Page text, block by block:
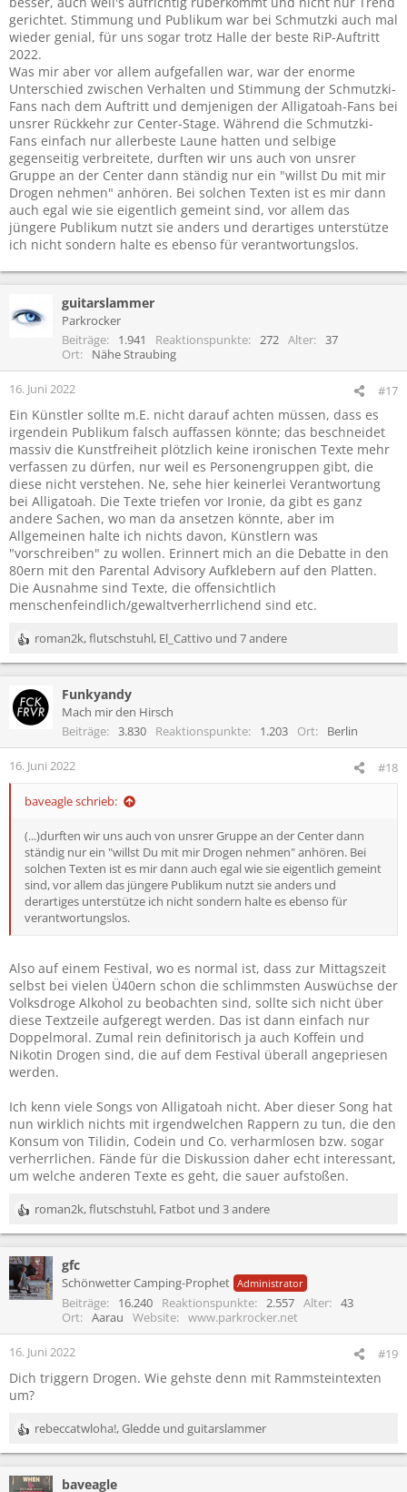
gerichtet. Stimmung und Publikum war bei Schmutzki auch mal
wieder genial, für uns sogar trotz Halle der beste RiP-Auftritt
2022.
Was mir aber vor allem aufgefallen war, war der enorme
Unterschied zwischen Verhalten und Stimmung der Schmutzki-
Fans nach dem Auftritt und demjenigen der Alligatoah-Fans bei
unsrer Rückkehr zur Center-Stage. Während die Schmutzki-
Fans einfach nur allerbeste Laune hatten und selbige
gegenseitig verbreitete, durften wir uns auch von unsrer
Gruppe an der Center dann ständig nur ein "willst Du mit mir
Drogen nehmen" anhören. Bei solchen Texten ist es mir dann
auch egal wie sie eigentlich gemeint sind, vor allem das
jüngere Publikum nutzt sie anders und derartiges unterstütze
ich nicht sondern halte es ebenso für verantwortungslos.
guitarslammer
Parkrocker
Beiträge
1.941 Reaktionspunkte 272 Alter
37
Ort
Nähe Straubing
16. Juni 2022 #17
Ein Künstler sollte m.E. nicht darauf achten müssen, dass es
irgendein Publikum falsch auffassen könnte; das beschneidet
massiv die Kunstfreiheit plötzlich keine ironischen Texte mehr
verfassen zu dürfen, nur weil es Personengruppen gibt, die
diese nicht verstehen. Ne, sehe hier keinerlei Verantwortung
bei Alligatoah. Die Texte triefen vor Ironie, da gibt es ganz
andere Sachen, wo man da ansetzen könnte, aber im
Allgemeinen halte ich nichts davon, Künstlern was
"vorschreiben" zu wollen. Erinnert mich an die Debatte in den
80ern mit den Parental Advisory Aufklebern auf den Platten.
Die Ausnahme sind Texte, die offensichtlich
menschenfeindlich/gewaltverherrlichend sind etc.
R
e
k
t
n
roman2k,flutschstuhl, El_Cattivo und 7 andere
Funkyandy
Mach mir den Hirsch
Beiträge
3.830 Reaktionspunkte 1.203 Ort Berlin
16. Juni 2022 #18
baveagle schrieb:
(...)durften wir uns auch von unsrer Gruppe an der Center dann
ständig nur ein "willst Du mit mir Drogen nehmen" anhören. Bei
solchen Texten ist es mir dann auch egal wie sie eigentlich gemeint
sind, vor allem das jüngere Publikum nutzt sie anders und
derartiges unterstütze ich nicht sondern halte es ebenso für
verantwortungslos.
Also auf einem Festival, wo es normal ist, dass zur Mittagszeit
selbst bei vielen Ü40ern schon die schlimmsten Auswüchse der
Volksdroge Alkohol zu beobachten sind, sollte sich nicht über
diese Textzeile aufgeregt werden. Das ist dann einfach nur
Doppelmoral. Zumal rein definitorisch ja auch Koffein und
Nikotin Drogen sind, die auf dem Festival überall angepriesen
werden.
Ich kenn viele Songs von Alligatoah nicht. Aber dieser Song hat
nun wirklich nichts mit irgendwelchen Rappern zu tun, die den
Konsum von Tilidin, Codein und Co. verharmlosen bzw. sogar
verherrlichen. Fände für die Diskussion daher echt interessant,
um welche anderen Texte es geht, die sauer aufstoßen.
R
e
k
t
i
n
e
:
roman2k,flutschstuhl, Fatbot und 3 andere
gfc
Schönwetter Camping-Prophet Administrator
Beiträge 16.240 Reaktionspunkte 2.557 Alter
43
Ort
Aarau Website www.parkrocker.net
16. Juni 2022 #19
Dich triggern Drogen. Wie gehste denn mit Rammsteintexten
um?
R
e
rebeccatwloha!,Gledde und guitarslammer
baveagle